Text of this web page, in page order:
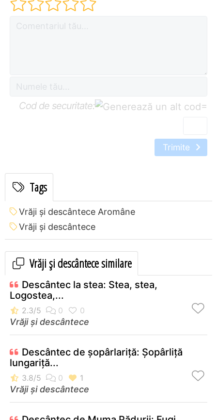
Cod de securitate: =
Trimite
Tags
Vrăji și descântece Aromâne
Vrăji și descântece
Vrăji și descântece similare
Descântec la stea: Stea, stea,
Logostea,...
Vrăji și descântece
Descântec de șopârlariță: Șopârliță
lungariță...
Vrăji și descântece